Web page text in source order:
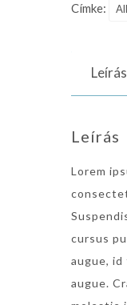
Címke:
Leírás
Leírás
Lorem
cursus
augue,
augue.